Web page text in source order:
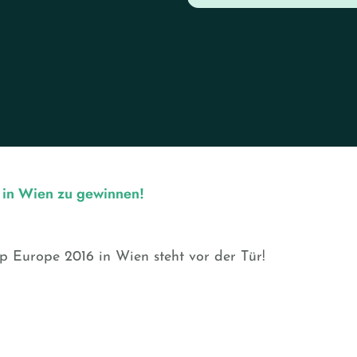
Wien zu gewinnen!
Europe 2016 in Wien steht vor der Tür!